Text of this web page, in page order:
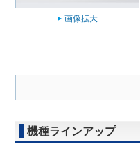
画像拡大
機種ラインアップ